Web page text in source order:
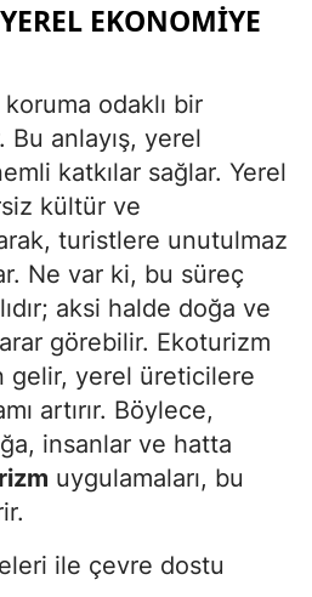
EKONOMIYE
koruma odaklı bir
Bu anlayış, yerel
katkılar sağlar. Yerel
kültür ve
turistlere unutulmaz
Ne var ki, bu süreç
aksi halde doğa ve
görebilir. Ekoturizm
gelir, yerel üreticilere
artırır. Böylece,
insanlar ve hatta
uygulamaları, bu
ile çevre dostu